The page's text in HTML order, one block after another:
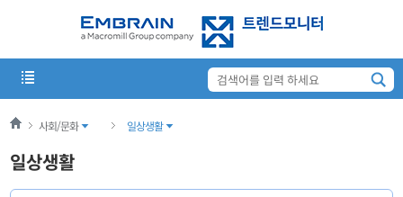
사회/문화 일상생활
일상생활